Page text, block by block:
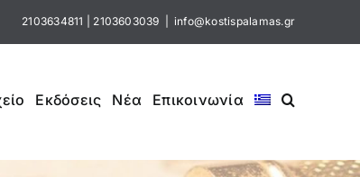
2103634811 2103603039 info@kostispalamas.gr
Εκδόσεις Νέα Επικοινωνία